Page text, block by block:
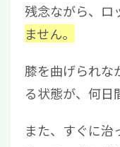
残念ながら、ロ
ません。
膝を曲げられな
る状態が、何日
また、すぐに治